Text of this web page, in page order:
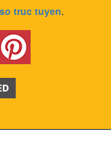
truc tuyen.